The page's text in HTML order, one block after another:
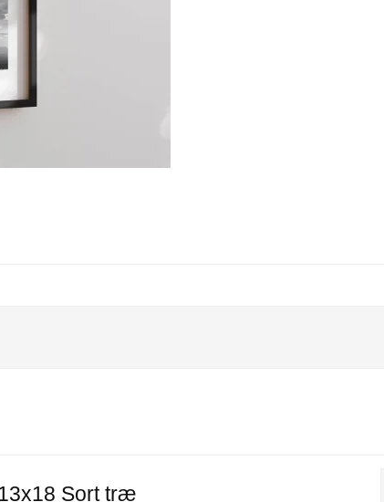
Sort træ